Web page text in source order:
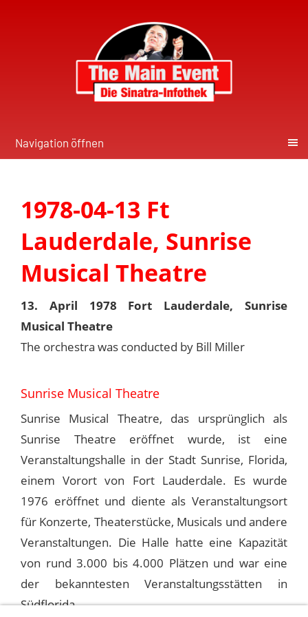
Navigation öffnen
1978-04-13 Ft
Lauderdale, Sunrise
Musical Theatre
13. April 1978 Fort Lauderdale, Sunrise
Musical Theatre
The orchestra was conducted by Bill Miller
Sunrise Musical Theatre
Sunrise Musical Theatre, das ursprünglich als
Sunrise Theatre eröffnet wurde, ist eine
Veranstaltungshalle in der Stadt Sunrise, Florida,
einem Vorort von Fort Lauderdale. Es wurde
1976 eröffnet und diente als Veranstaltungsort
für Konzerte, Theaterstücke, Musicals und andere
Veranstaltungen. Die Halle hatte eine Kapazität
von rund 3.000 bis 4.000 Plätzen und war eine
der bekanntesten Veranstaltungsstätten in
Südflorida.